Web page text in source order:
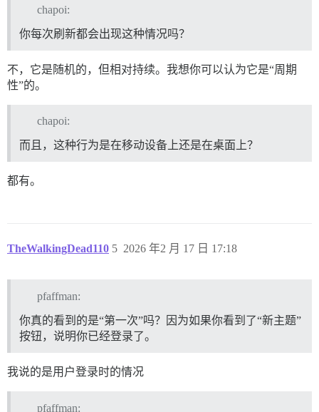
<!--
-->
-->
<div class="d-combo-button" role="group" aria-
<button class="btn no-text btn-icon d-combo-
<svg class="fa d-icon d-icon-far-pen-to-square svg-
    </use></svg>  <span aria-hidden="true">
</button>
chapoi:
你每次刷新都会出现这种情况吗？
不，它是随机的，但相对持续。我想你可以认为它是“周期
性”的。
chapoi:
而且，这种行为是在移动设备上还是在桌面上？
都有。
TheWalkingDead110 2026 年2 月 17 日 17:18
5
pfaffman:
你真的看到的是“第一次”吗？因为如果你看到了“新主题”
按钮，说明你已经登录了。
我说的是用户登录时的情况
pfaffman: